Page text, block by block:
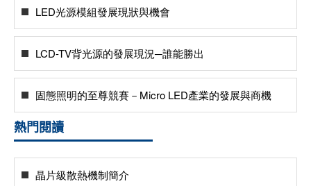
LED光源模組發展現狀與機會
LCD-TV背光源的發展現況─誰能勝出
固態照明的至尊競賽－Micro LED產業的發展與商機
熱門閱讀
晶片級散熱機制簡介